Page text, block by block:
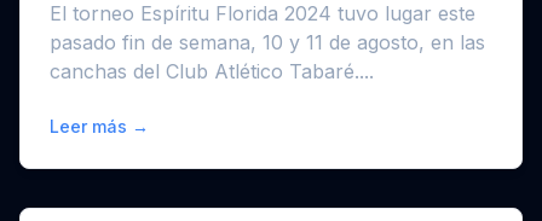
El torneo Espíritu Florida 2024 tuvo lugar este
pasado fin de semana, 10 y 11 de agosto, en las
canchas del Club Atlético Tabaré....
Leer más →